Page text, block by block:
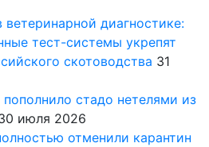
диагностике:
тест-системы укрепят
скотоводства 31
стадо нетелями из
июля 2026
отменили карантин